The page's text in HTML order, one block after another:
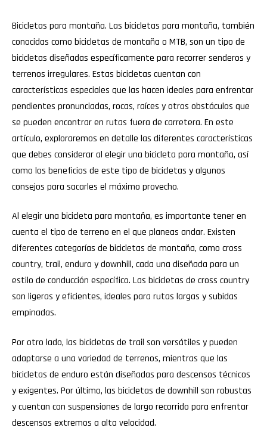
Bicicletas para montaña. Las bicicletas para montaña, también
conocidas como bicicletas de montaña o MTB, son un tipo de
bicicletas diseñadas específicamente para recorrer senderos y
terrenos irregulares. Estas bicicletas cuentan con
características especiales que las hacen ideales para enfrentar
pendientes pronunciadas, rocas, raíces y otros obstáculos que
se pueden encontrar en rutas fuera de carretera. En este
artículo, exploraremos en detalle las diferentes características
que debes considerar al elegir una bicicleta para montaña, así
como los beneficios de este tipo de bicicletas y algunos
consejos para sacarles el máximo provecho.
Al elegir una bicicleta para montaña, es importante tener en
cuenta el tipo de terreno en el que planeas andar. Existen
diferentes categorías de bicicletas de montaña, como cross
country, trail, enduro y downhill, cada una diseñada para un
estilo de conducción específico. Las bicicletas de cross country
son ligeras y eficientes, ideales para rutas largas y subidas
empinadas.
Por otro lado, las bicicletas de trail son versátiles y pueden
adaptarse a una variedad de terrenos, mientras que las
bicicletas de enduro están diseñadas para descensos técnicos
y exigentes. Por último, las bicicletas de downhill son robustas
y cuentan con suspensiones de largo recorrido para enfrentar
descensos extremos a alta velocidad.